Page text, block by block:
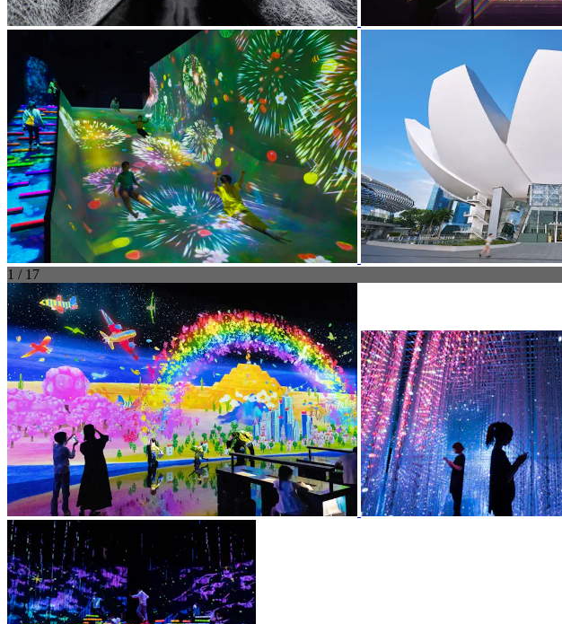
1 / 17